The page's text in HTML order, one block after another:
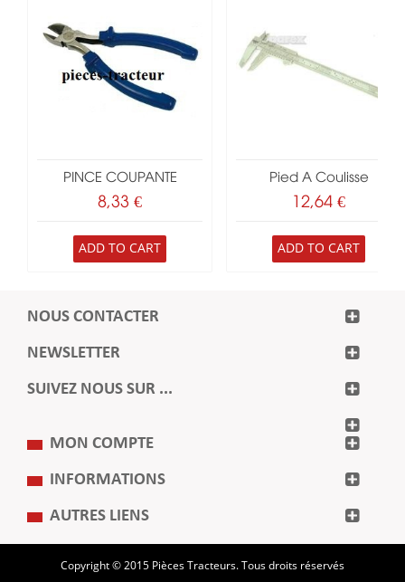
PINCE COUPANTE
8,33 €
ADD TO CART
Pied A Coulisse
12,64 €
ADD TO CART
NOUS CONTACTER
NEWSLETTER
SUIVEZ NOUS SUR ...
MON COMPTE
INFORMATIONS
AUTRES LIENS
Copyright © 2015 Pièces Tracteurs. Tous droits réservés